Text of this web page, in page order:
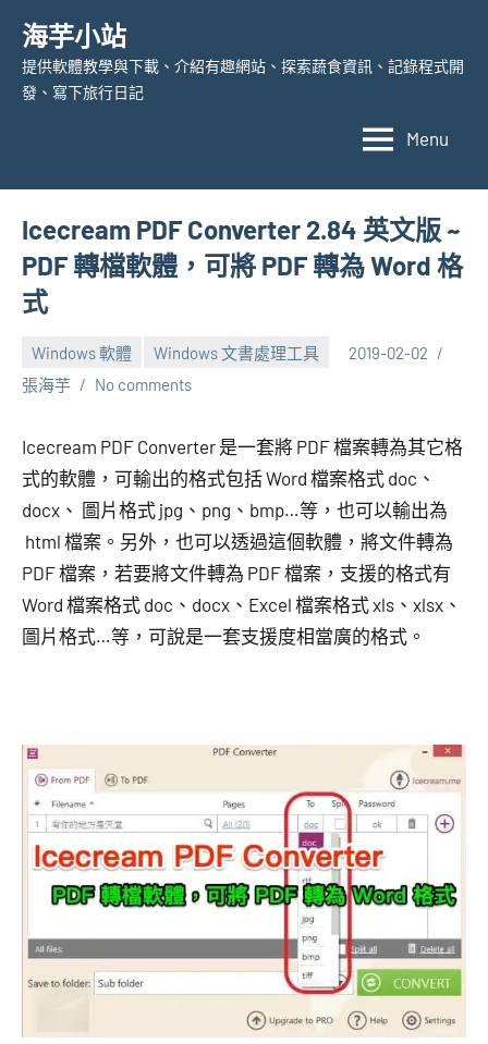
content
海芋小站
提供軟體教學與下載、介紹有趣網站、探索蔬食資訊、記錄程式開
發、寫下旅行日記
Menu
Icecream PDF Converter 2.84 英文版 ~
PDF 轉檔軟體，可將 PDF 轉為 Word 格
式
Windows 軟體 Windows 文書處理工具
2019-02-02
張海芋
No comments
Icecream PDF Converter 是一套將 PDF 檔案轉為其它格
式的軟體，可輸出的格式包括 Word 檔案格式 doc、
docx、 圖片格式 jpg、png、bmp…等，也可以輸出為
html 檔案。另外，也可以透過這個軟體，將文件轉為
PDF 檔案，若要將文件轉為 PDF 檔案，支援的格式有
Word 檔案格式 doc、docx、Excel 檔案格式 xls、xlsx、
圖片格式…等，可說是一套支援度相當廣的格式。